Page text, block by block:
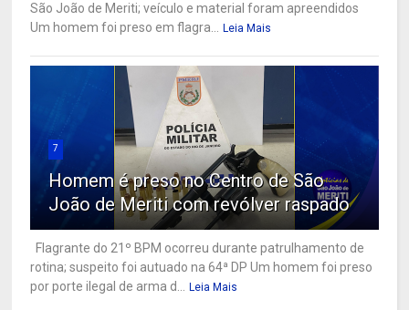
São João de Meriti; veículo e material foram apreendidos
Um homem foi preso em flagra... Leia Mais
7
Homem é preso no Centro de São
João de Meriti com revólver raspado
Flagrante do 21º BPM ocorreu durante patrulhamento de
rotina; suspeito foi autuado na 64ª DP Um homem foi preso
por porte ilegal de arma d... Leia Mais